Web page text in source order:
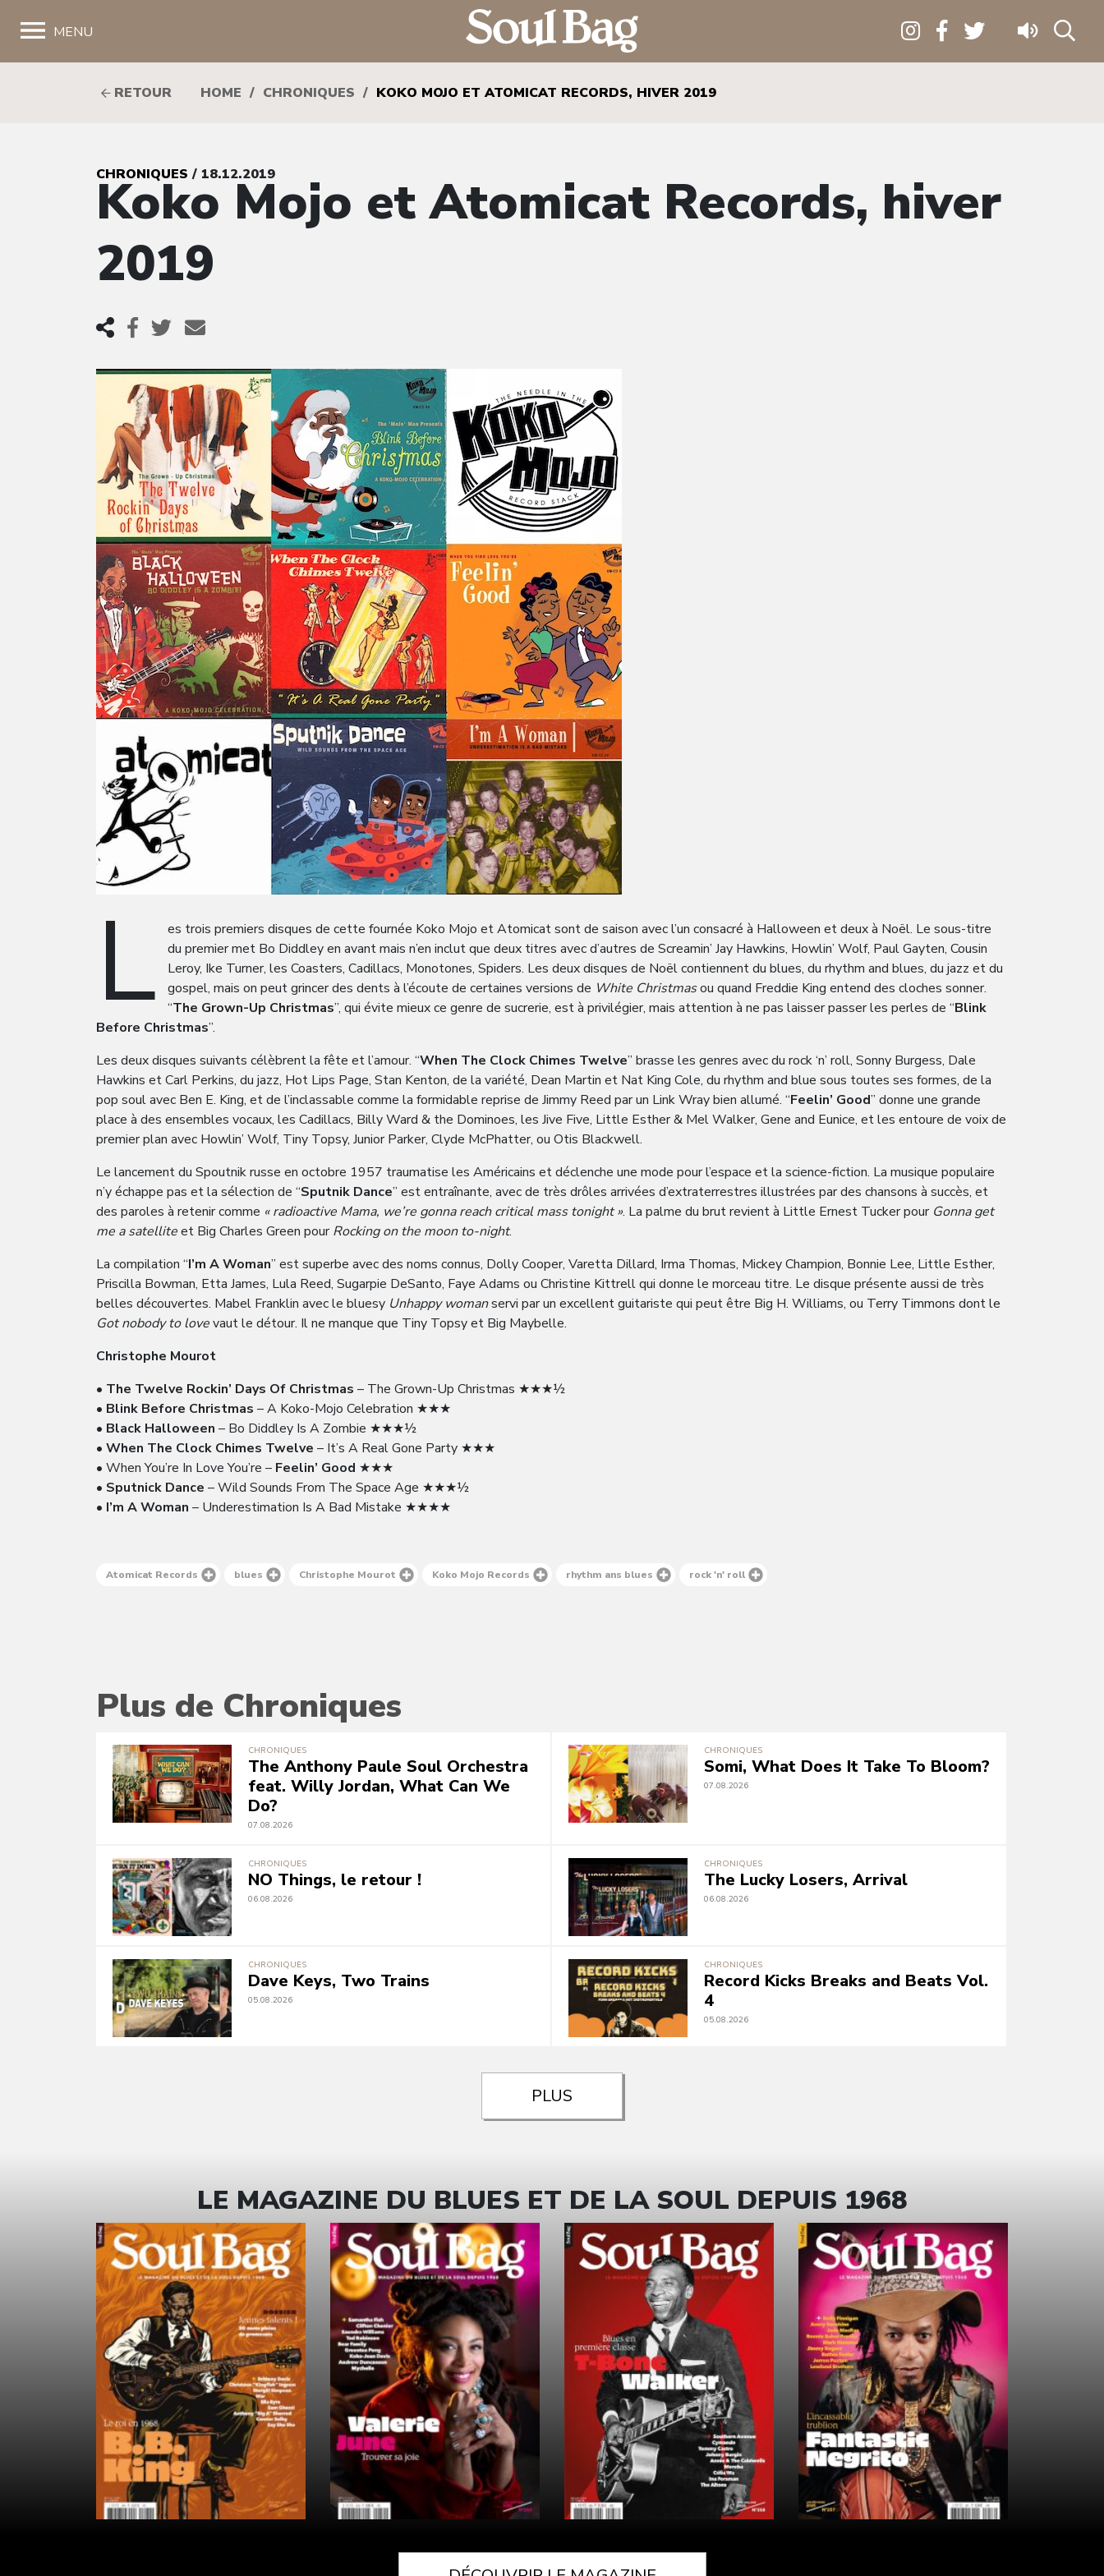
MENU
RETOUR HOME / CHRONIQUES / KOKO MOJO ET ATOMICAT RECORDS, HIVER 2019
CHRONIQUES / 18.12.2019
Koko Mojo et Atomicat Records, hiver
2019
L
es trois premiers disques de cette fournée Koko Mojo et Atomicat sont de saison avec l’un consacré à Halloween et deux à Noël. Le sous-titre
du premier met Bo Diddley en avant mais n’en inclut que deux titres avec d’autres de Screamin’ Jay Hawkins, Howlin’ Wolf, Paul Gayten, Cousin
Leroy, Ike Turner, les Coasters, Cadillacs, Monotones, Spiders. Les deux disques de Noël contiennent du blues, du rhythm and blues, du jazz et du
gospel, mais on peut grincer des dents à l’écoute de certaines versions de White Christmasou quand Freddie King entend des cloches sonner.
“The Grown-Up Christmas”, qui évite mieux ce genre de sucrerie, est à privilégier, mais attention à ne pas laisser passer les perles de “Blink
Before Christmas”.
Les deux disques suivants célèbrent la fête et l’amour. “When The Clock Chimes Twelve” brasse les genres avec du rock ‘n’ roll, Sonny Burgess, Dale
Hawkins et Carl Perkins, du jazz, Hot Lips Page, Stan Kenton, de la variété, Dean Martin et Nat King Cole, du rhythm and blue sous toutes ses formes, de la
pop soul avec Ben E. King, et de l’inclassable comme la formidable reprise de Jimmy Reed par un Link Wray bien allumé. “Feelin’ Good” donne une grande
place à des ensembles vocaux, les Cadillacs, Billy Ward & the Dominoes, les Jive Five, Little Esther & Mel Walker, Gene and Eunice, et les entoure de voix de
premier plan avec Howlin’ Wolf, Tiny Topsy, Junior Parker, Clyde McPhatter, ou Otis Blackwell.
Le lancement du Spoutnik russe en octobre 1957 traumatise les Américains et déclenche une mode pour l’espace et la science-fiction. La musique populaire
n’y échappe pas et la sélection de “Sputnik Dance” est entraînante, avec de très drôles arrivées d’extraterrestres illustrées par des chansons à succès, et
des paroles à retenir comme « radioactive Mama, we’re gonna reach critical mass tonight ». La palme du brut revient à Little Ernest Tucker pour Gonna get
me a satelliteet Big Charles Green pourRocking on the moon to-night.
La compilation “I’m A Woman” est superbe avec des noms connus, Dolly Cooper, Varetta Dillard, Irma Thomas, Mickey Champion, Bonnie Lee, Little Esther,
Priscilla Bowman, Etta James, Lula Reed, Sugarpie DeSanto, Faye Adams ou Christine Kittrell qui donne le morceau titre. Le disque présente aussi de très
belles découvertes. Mabel Franklin avec le bluesy Unhappy womanservi par un excellent guitariste qui peut être Big H. Williams, ou Terry Timmons dont le
Got nobody to lovevaut le détour. Il ne manque que Tiny Topsy et Big Maybelle.
Christophe Mourot
• The Twelve Rockin’ Days Of Christmas – The Grown-Up Christmas ★★★½
• Blink Before Christmas – A Koko-Mojo Celebration ★★★
• Black Halloween – Bo Diddley Is A Zombie ★★★½
• When The Clock Chimes Twelve – It’s A Real Gone Party ★★★
• When You’re In Love You’re – Feelin’ Good ★★★
• Sputnick Dance – Wild Sounds From The Space Age ★★★½
• I’m A Woman – Underestimation Is A Bad Mistake ★★★★
Atomicat Records blues Christophe Mourot Koko Mojo Records rhythm ans blues rock 'n' roll
Plus de Chroniques
CHRONIQUES
The Anthony Paule Soul Orchestra
feat. Willy Jordan, What Can We
Do?
07.08.2026
CHRONIQUES
Somi, What Does It Take To Bloom?
07.08.2026
CHRONIQUES
NO Things, le retour !
06.08.2026
CHRONIQUES
The Lucky Losers, Arrival
06.08.2026
CHRONIQUES
Dave Keys, Two Trains
05.08.2026
CHRONIQUES
Record Kicks Breaks and Beats Vol.
4
05.08.2026
PLUS
LE MAGAZINE DU BLUES ET DE LA SOUL DEPUIS 1968